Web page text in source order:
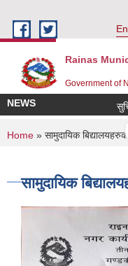
Rainas
Government of
NEWS
You are here
Home » सामुदायिक
सामुदायिक